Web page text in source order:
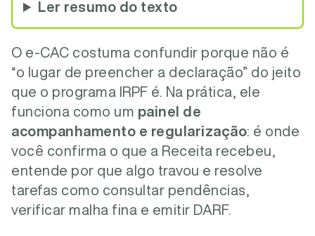
Ler resumo do texto
O e-CAC costuma confundir porque não é
“o lugar de preencher a declaração” do jeito
que o programa IRPF é. Na prática, ele
funciona como um painel de
acompanhamento e regularização: é onde
você confirma o que a Receita recebeu,
entende por que algo travou e resolve
tarefas como consultar pendências,
verificar malha fina e emitir DARF.